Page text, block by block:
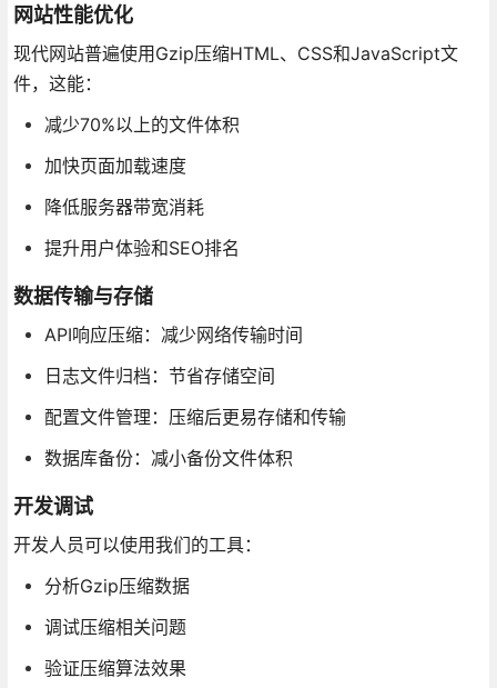
网站性能优化
现代网站普遍使用Gzip压缩HTML、CSS和JavaScript文
件，这能：
减少70%以上的文件体积
加快页面加载速度
降低服务器带宽消耗
提升用户体验和SEO排名
数据传输与存储
API响应压缩：减少网络传输时间
日志文件归档：节省存储空间
配置文件管理：压缩后更易存储和传输
数据库备份：减小备份文件体积
开发调试
开发人员可以使用我们的工具：
分析Gzip压缩数据
调试压缩相关问题
验证压缩算法效果